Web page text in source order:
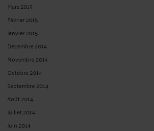
Mars 2015
Février 2015
Janvier 2015
Décembre 2014
Novembre 2014
Octobre 2014
Septembre 2014
Août 2014
Juillet 2014
Juin 2014